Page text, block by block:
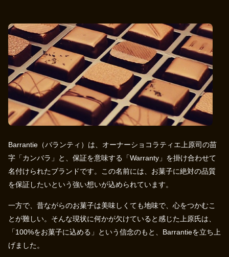
Barrantie（バランティ）は、オーナーショコラティエ上原司の苗
字「カンバラ」と、保証を意味する「Warranty」を掛け合わせて
名付けられたブランドです。この名前には、お菓子に絶対の品質
を保証したいという強い想いが込められています。
一方で、昔ながらのお菓子は美味しくても地味で、心をつかむこ
とが難しい。そんな現状に何かが欠けていると感じた上原氏は、
「100%をお菓子に込める」という信念のもと、Barrantieを立ち上
げました。